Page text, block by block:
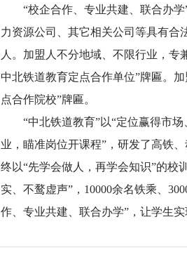
“校企合作、专业共建、联合办
力资源公司、其它相关公司等具有合
人。加盟人不分地域、不限行业，
中北铁道教育定点合作单位”牌匾。
点合作院校”牌匾。
“中北铁道教育”以“定位赢得市
业，瞄准岗位开课程”，研发了高铁
终以“先学会做人，再学会知识”的校
实、不鹜虚声”，10000余名铁乘、
作、专业共建、联合办学”，让学生实